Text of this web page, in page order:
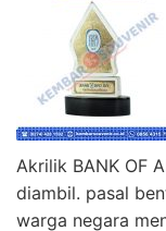
Akrilik BANK OF
diambil. pasal
warga negara